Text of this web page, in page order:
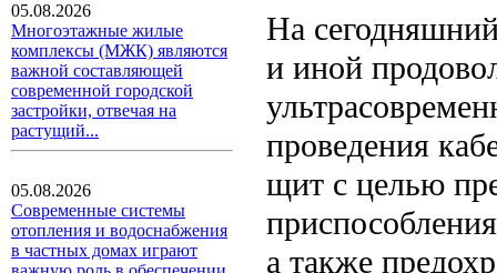
05.08.2026
Многоэтажные жилые
комплексы (МЖК) являются
важной составляющей
современной городской
застройки, отвечая на
растущий...
05.08.2026
Современные системы
отопления и водоснабжения
в частных домах играют
На
и иной
проведения
щит с целью
а также